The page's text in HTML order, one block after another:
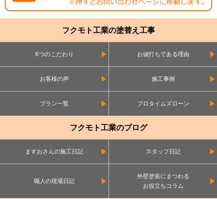
フクモト工業の塗替え工事
6つのこだわり お値打ちである理由
お客様の声 施工事例
プラン一覧 プロタイムズローン
フクモト工業のブログ
ますおさんの施工日記 スタッフ日記
職人の現場日記
外壁塗装にまつわる
お役立ちコラム